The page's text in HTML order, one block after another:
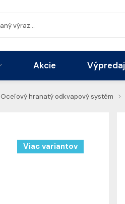
Akcie Výpredaj
Oceľový hranatý odkvapový systém
Viac variantov